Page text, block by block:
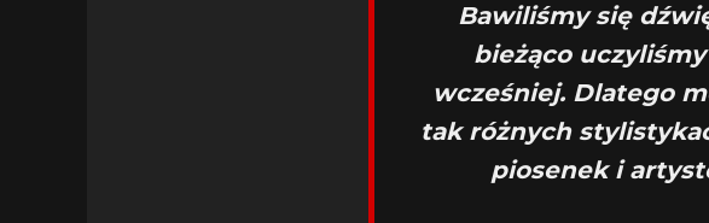
Bawiliśmy się
bieżąco
wcześniej. Dlatego
tak różnych
piosenek i